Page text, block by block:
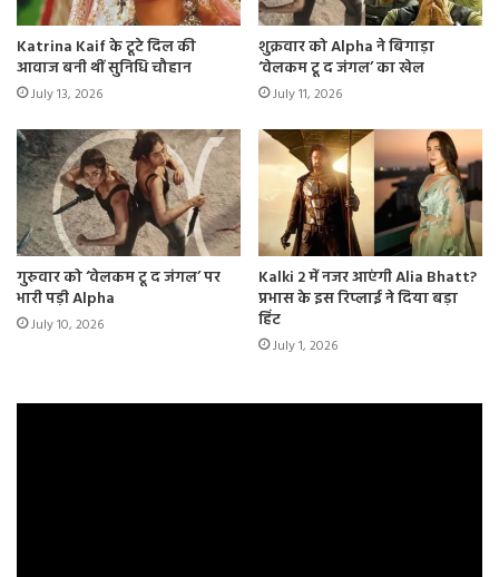
Katrina Kaif के टूटे दिल की
आवाज बनी थीं सुनिधि चौहान
July 13, 2026
शुक्रवार को Alpha ने बिगाड़ा
‘वेलकम टू द जंगल’ का खेल
July 11, 2026
गुरुवार को ‘वेलकम टू द जंगल’ पर
भारी पड़ी Alpha
July 10, 2026
Kalki 2 में नजर आएंगी Alia Bhatt?
प्रभास के इस रिप्लाई ने दिया बड़ा
हिंट
July 1, 2026